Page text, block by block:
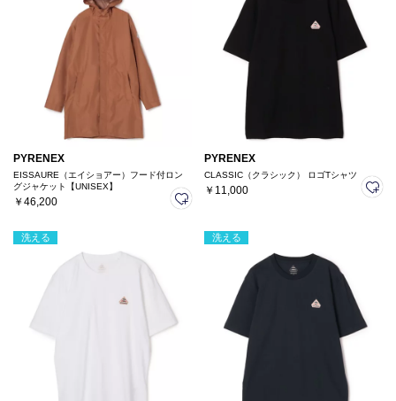
PYRENEX
EISSAURE（エイショアー）フード付ロン
グジャケット【UNISEX】
￥46,200
PYRENEX
CLASSIC（クラシック） ロゴTシャツ
￥11,000
洗える 洗える